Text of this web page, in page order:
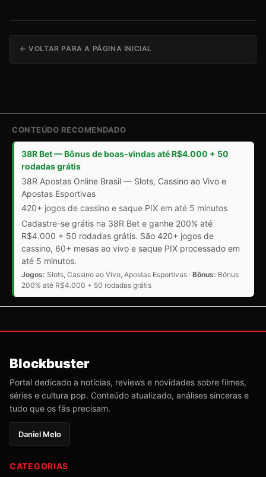
← VOLTAR PARA A PÁGINA INICIAL
CONTEÚDO RECOMENDADO
38R Bet — Bônus de boas-vindas até R$4.000 + 50
rodadas grátis
38R Apostas Online Brasil — Slots, Cassino ao Vivo e
Apostas Esportivas
420+ jogos de cassino e saque PIX em até 5 minutos
Cadastre-se grátis na 38R Bet e ganhe 200% até
R$4.000 + 50 rodadas grátis. São 420+ jogos de
cassino, 60+ mesas ao vivo e saque PIX processado em
até 5 minutos.
Jogos: Slots, Cassino ao Vivo, Apostas Esportivas · Bônus: Bônus
200% até R$4.000 + 50 rodadas grátis
Blockbuster
Portal dedicado a notícias, reviews e novidades sobre filmes,
séries e cultura pop. Conteúdo atualizado, análises sinceras e
tudo que os fãs precisam.
Daniel Melo
CATEGORIAS